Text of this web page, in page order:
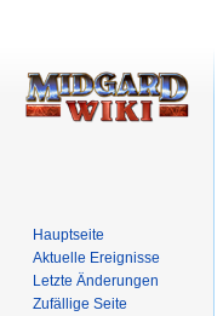
Hauptseite
Aktuelle Ereignisse
Letzte Änderungen
Zufällige Seite